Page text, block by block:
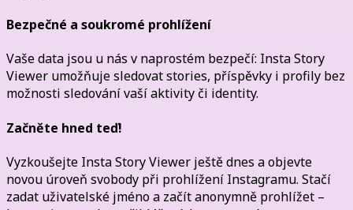
Bezpečné a soukromé prohlížení
Vaše data jsou u nás v naprostém bezpečí: Insta Story
Viewer umožňuje sledovat stories, příspěvky i profily bez
možnosti sledování vaší aktivity či identity.
Začněte hned teď!
Vyzkoušejte Insta Story Viewer ještě dnes a objevte
novou úroveň svobody při prohlížení Instagramu. Stačí
zadat uživatelské jméno a začít anonymně prohlížet –